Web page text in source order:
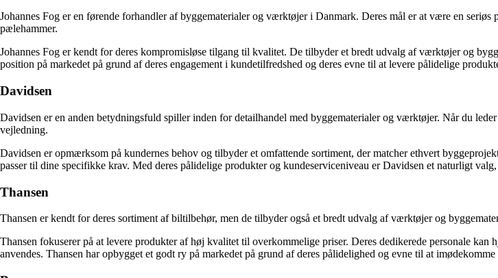
Johannes Fog er en førende forhandler af byggematerialer og værktøjer i Danmark. Deres mål er at være en
pælehammer.
Johannes Fog er kendt for deres kompromisløse tilgang til kvalitet. De tilbyder et bredt udvalg af værktøjer og
position på markedet på grund af deres engagement i kundetilfredshed og deres evne til at levere pålidelige
Davidsen
Davidsen er en anden betydningsfuld spiller inden for detailhandel med byggematerialer og værktøjer. Når du
vejledning.
Davidsen er opmærksom på kundernes behov og tilbyder et omfattende sortiment, der matcher ethvert
passer til dine specifikke krav. Med deres pålidelige produkter og kundeserviceniveau er Davidsen et naturligt
Thansen
Thansen er kendt for deres sortiment af biltilbehør, men de tilbyder også et bredt udvalg af værktøjer og
Thansen fokuserer på at levere produkter af høj kvalitet til overkommelige priser. Deres dedikerede personale
anvendes. Thansen har opbygget et godt ry på markedet på grund af deres pålidelighed og evne til at imødekomme